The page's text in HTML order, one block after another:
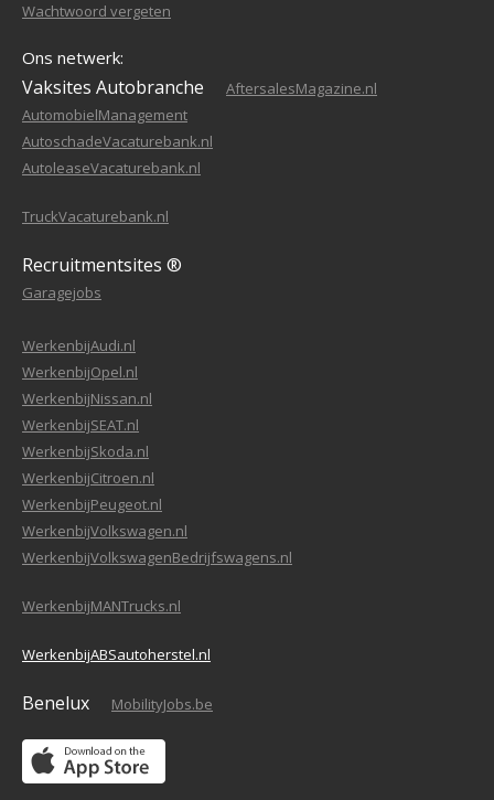
Wachtwoord vergeten
Ons netwerk:
Vaksites Autobranche
AftersalesMagazine.nl
AutomobielManagement
AutoschadeVacaturebank.nl
AutoleaseVacaturebank.nl
TruckVacaturebank.nl
Recruitmentsites ®
Garagejobs
WerkenbijAudi.nl
WerkenbijOpel.nl
WerkenbijNissan.nl
WerkenbijSEAT.nl
WerkenbijSkoda.nl
WerkenbijCitroen.nl
WerkenbijPeugeot.nl
WerkenbijVolkswagen.nl
WerkenbijVolkswagenBedrijfswagens.nl
WerkenbijMANTrucks.nl
WerkenbijABSautoherstel.nl
Benelux MobilityJobs.be